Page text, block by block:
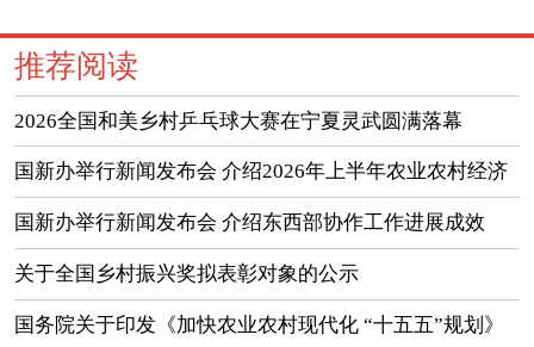
推荐阅读
2026全国和美乡村乒乓球大赛在宁夏灵武圆满落幕
国新办举行新闻发布会 介绍2026年上半年农业农村经济
运行情况
国新办举行新闻发布会 介绍东西部协作工作进展成效
（实录）
关于全国乡村振兴奖拟表彰对象的公示
国务院关于印发《加快农业农村现代化 “十五五”规划》